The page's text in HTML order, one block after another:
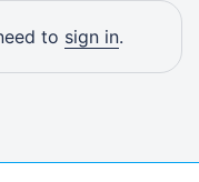
to sign in.